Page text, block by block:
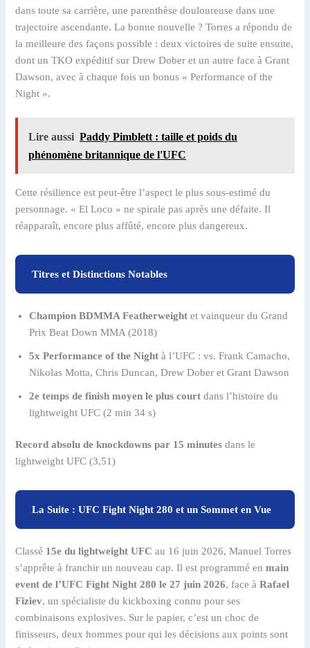
dans toute sa carrière, une parenthèse douloureuse dans une
trajectoire ascendante. La bonne nouvelle ? Torres a répondu de
la meilleure des façons possible : deux victoires de suite ensuite,
dont un TKO expéditif sur Drew Dober et un autre face à Grant
Dawson, avec à chaque fois un bonus « Performance of the
Night ».
Lire aussi Paddy Pimblett : taille et poids du
phénomène britannique de l'UFC
Cette résilience est peut-être l’aspect le plus sous-estimé du
personnage. « El Loco » ne spirale pas après une défaite. Il
réapparaît, encore plus affûté, encore plus dangereux.
Titres et Distinctions Notables
Champion BDMMA Featherweight et vainqueur du Grand
Prix Beat Down MMA (2018)
5x Performance of the Night à l’UFC : vs. Frank Camacho,
Nikolas Motta, Chris Duncan, Drew Dober et Grant Dawson
2e temps de finish moyen le plus court dans l’histoire du
lightweight UFC (2 min 34 s)
Record absolu de knockdowns par 15 minutes dans le
lightweight UFC (3,51)
La Suite : UFC Fight Night 280 et un Sommet en Vue
Classé 15e du lightweight UFC au 16 juin 2026, Manuel Torres
s’apprête à franchir un nouveau cap. Il est programmé enmain
event de l’UFC Fight Night 280 le 27 juin 2026, face àRafael
Fiziev, un spécialiste du kickboxing connu pour ses
combinaisons explosives. Sur le papier, c’est un choc de
finisseurs, deux hommes pour qui les décisions aux points sont